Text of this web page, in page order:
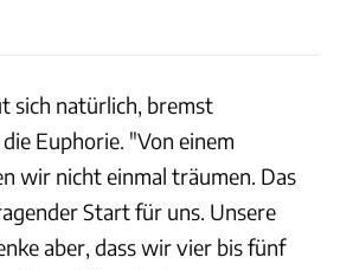
sich natürlich, bremst
Euphorie. "Von einem
wir nicht einmal träumen. Das
Start für uns. Unsere
aber, dass wir vier bis fünf